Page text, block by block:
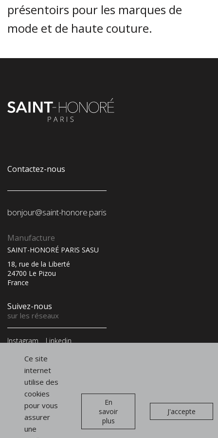
présentoirs pour les marques de
mode et de haute couture.
Contactez-nous
bonjour@saint-honore.paris
Manufacture
SAINT-HONORÉ PARIS SASU
18, rue de la Liberté
24700 Le Pizou
France
Suivez-nous
sur les réseaux
Instagram Linkedin
et newsletter
Présentoirs
de vitrine
Ce site
internet
utilise des
cookies
pour vous
assurer
une
En
savoir
plus
J'accepte